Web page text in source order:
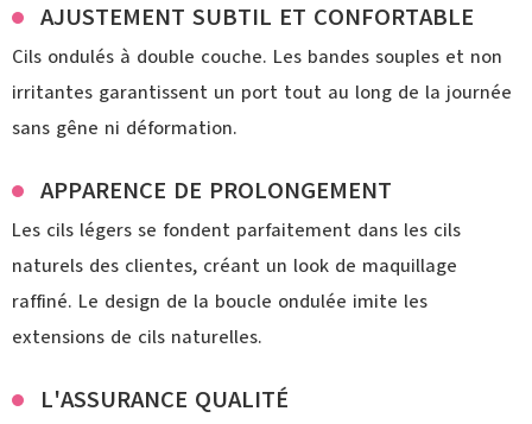
AJUSTEMENT SUBTIL ET CONFORTABLE
Cils ondulés à double couche. Les bandes souples et non
irritantes garantissent un port tout au long de la journée
sans gêne ni déformation.
APPARENCE DE PROLONGEMENT
Les cils légers se fondent parfaitement dans les cils
naturels des clientes, créant un look de maquillage
raffiné. Le design de la boucle ondulée imite les
extensions de cils naturelles.
L'ASSURANCE QUALITÉ